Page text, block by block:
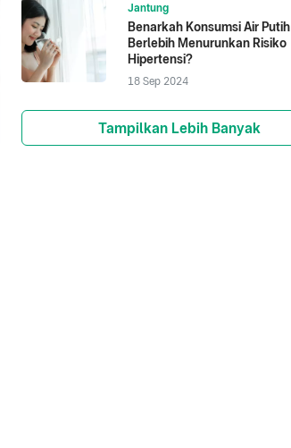
Jantung
Benarkah Konsumsi Air Putih
Berlebih Menurunkan Risiko
Hipertensi?
18 Sep 2024
Tampilkan Lebih Banyak